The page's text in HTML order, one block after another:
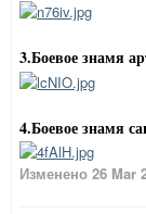
3.Боевое знамя
4.Боевое знамя
Изменено 26 Mar